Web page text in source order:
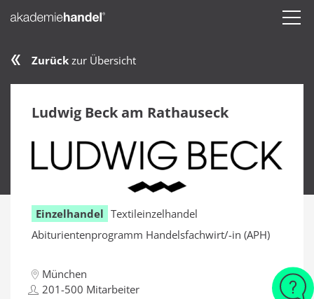
Zurück zur Übersicht
Ludwig Beck am Rathauseck
Einzelhandel Textileinzelhandel
Abiturientenprogramm Handelsfachwirt/-in (APH)
München
201-500 Mitarbeiter